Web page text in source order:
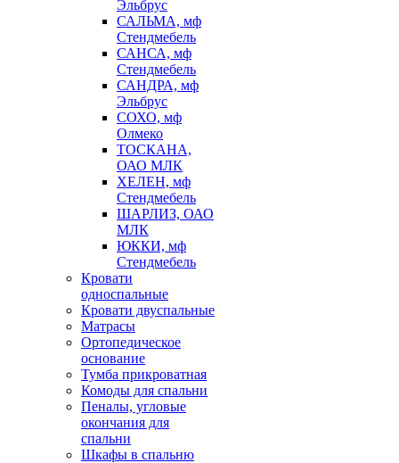
Эльбрус
САЛЬМА, мф
Стендмебель
САНСА, мф
Стендмебель
САНДРА, мф
Эльбрус
СОХО, мф
Олмеко
ТОСКАНА,
ОАО МЛК
ХЕЛЕН, мф
Стендмебель
ШАРЛИЗ, ОАО
МЛК
ЮККИ, мф
Стендмебель
Кровати
односпальные
Кровати двуспальные
Матрасы
Ортопедическое
основание
Тумба прикроватная
Комоды для спальни
Пеналы, угловые
окончания для
спальни
Шкафы в спальню